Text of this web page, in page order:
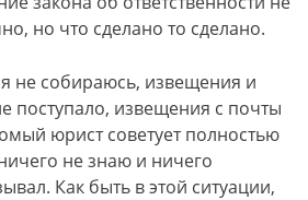
но что сделано то сделано.
не собираюсь, извещения и
поступало, извещения с почты
юрист советует полностью
не знаю и ничего
Как быть в этой ситуации,